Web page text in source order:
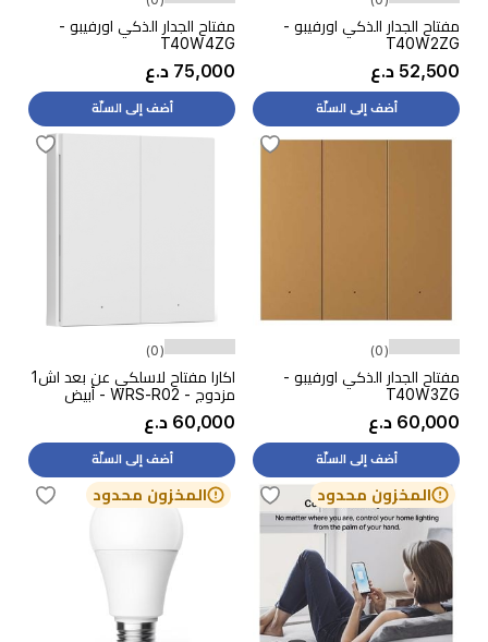
مفتاح الجدار الذكي اورفيبو -
T40W2ZG
52,500 د.ع
أضف إلى السلّة
مفتاح الجدار الذكي اورفيبو -
T40W4ZG
75,000 د.ع
أضف إلى السلّة
(0)
مفتاح الجدار الذكي اورفيبو -
T40W3ZG
60,000 د.ع
أضف إلى السلّة
(0)
اكارا مفتاح لاسلكي عن بعد اش1
مزدوج - WRS-R02 - أبيض
60,000 د.ع
أضف إلى السلّة
المخزون محدود المخزون محدود